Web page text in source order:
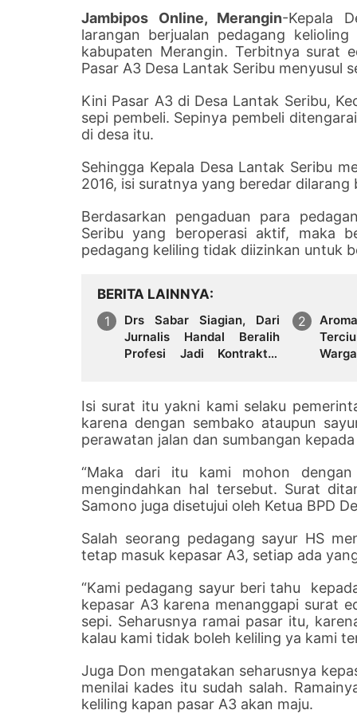
Jambipos Online, Merangin-Kepala
larangan berjualan pedagang
kabupaten Merangin. Terbitnya surat
Pasar A3 Desa Lantak Seribu menyusul
Kini Pasar A3 di Desa Lantak Seribu,
sepi pembeli. Sepinya pembeli
di desa itu.
Sehingga Kepala Desa Lantak Seribu
2016, isi suratnya yang beredar
Berdasarkan pengaduan para
Seribu yang beroperasi aktif, maka
pedagang keliling tidak diizinkan untuk
BERITA LAINNYA
Drs Sabar Siagian, Dari
Jurnalis Handal Beralih
Profesi Jadi Kontraktor
Isi surat itu yakni kami selaku
karena dengan sembako ataupun
perawatan jalan dan sumbangan
“Maka dari itu kami mohon
mengindahkan hal tersebut. Surat
Samono juga disetujui oleh Ketua BPD
Salah seorang pedagang sayur HS
tetap masuk kepasar A3, setiap ada
“Kami pedagang sayur beri tahu
kepasar A3 karena menanggapi surat
sepi. Seharusnya ramai pasar itu,
kalau kami tidak boleh keliling ya kami
Juga Don mengatakan seharusnya
menilai kades itu sudah salah.
keliling kapan pasar A3 akan maju.